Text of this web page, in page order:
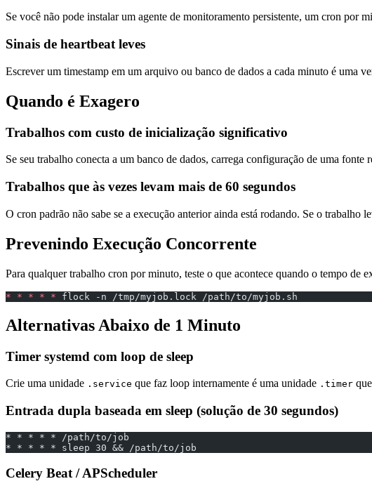
Se você não pode instalar um agente de monitoramento persistente, um cron
Sinais de heartbeat leves
Escrever um timestamp em um arquivo ou banco de dados a cada minuto é uma
Quando é Exagero
Trabalhos com custo de inicialização significativo
Se seu trabalho conecta a um banco de dados, carrega configuração de uma
Trabalhos que às vezes levam mais de 60 segundos
O cron padrão não sabe se a execução anterior ainda está rodando. Se o
Prevenindo Execução Concorrente
Para qualquer trabalho cron por minuto, teste o que acontece quando o tempo de
* * * * * flock -n /tmp/myjob.lock /path/to/myjob.sh
Alternativas Abaixo de 1 Minuto
Timer systemd com loop de sleep
Crie uma unidade .service que faz loop internamente é uma unidade .timer
Entrada dupla baseada em sleep (solução de 30 segundos)
* * * * * /path/to/job
* * * * * sleep 30 && /path/to/job
Celery Beat / APScheduler